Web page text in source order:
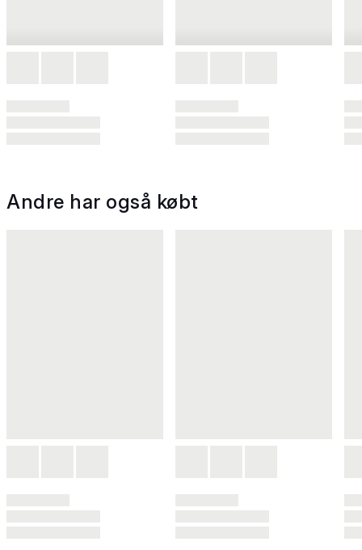
Andre har også købt